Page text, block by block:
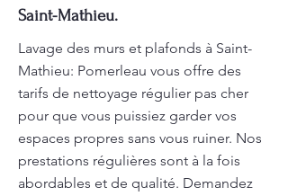
Saint-Mathieu.
Lavage des murs et plafonds à Saint-
Mathieu: Pomerleau vous offre des
tarifs de nettoyage régulier pas cher
pour que vous puissiez garder vos
espaces propres sans vous ruiner. Nos
prestations régulières sont à la fois
abordables et de qualité. Demandez